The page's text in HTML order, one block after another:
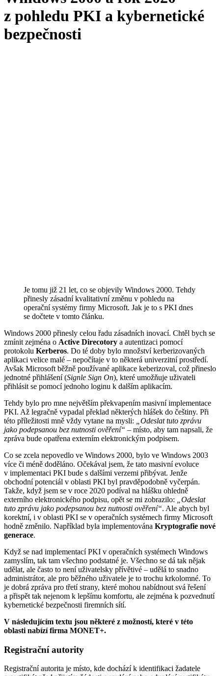
z pohledu PKI a kybernetické
bezpečnosti
Je tomu již 21 let, co se objevily Windows 2000. Tehdy
přinesly zásadní kvalitativní změnu v pohledu na
operační systémy firmy Microsoft. Jak je to s PKI dnes
se dočtete v tomto článku.
Windows 2000 přinesly celou řadu zásadních inovací. Chtěl bych se
zmínit zejména o Active Direcotory a autentizaci pomocí
protokolu Kerberos. Do té doby bylo množství kerberizovaných
aplikaci velice malé – nepočítaje v to některá univerzitní prostředí.
Avšak Microsoft běžně používané aplikace keberizoval, což přineslo
jednotné přihlášení (Signle Sign On), které umožňuje uživateli
přihlásit se pomocí jednoho loginu k dalším aplikacím.
Tehdy bylo pro mne největším překvapením masivní implementace
PKI. Až legračně vypadal překlad některých hlášek do češtiny. Při
této příležitosti mně vždy vytane na mysli:
„Odeslat tuto zprávu
jako podepsanou bez nutnosti ověření“ – místo, aby tam napsali, že
zpráva bude opatřena externím elektronickým podpisem.
Co se zcela nepovedlo ve Windows 2000, bylo ve Windows 2003
více či méně doděláno. Očekával jsem, že tato masivní evoluce
v implementaci PKI bude s dalšími verzemi přibývat. Jenže
obchodní potenciál v oblasti PKI byl pravděpodobně vyčerpán.
Takže, když jsem se v roce 2020 podíval na hlášku ohledně
externího elektronického podpisu, opět se mi zobrazilo:
„Odeslat
tuto zprávu jako podepsanou bez nutnosti ověření“. Ale abych byl
korektní, i v oblasti PKI se v operačních systémech firmy Microsoft
hodně změnilo. Například byla implementována Kryptografie nové
generace.
Když se nad implementací PKI v operačních systémech Windows
zamyslím, tak tam všechno podstatné je. Všechno se dá tak nějak
udělat, ale často to není uživatelsky přívětivé – udělá to snadno
administrátor, ale pro běžného uživatele je to trochu krkolomné. To
je dobrá zpráva pro třetí strany, které mohou nabídnout svá řešení
a přispět tak nejenom k lepšímu komfortu, ale zejména k pozvednutí
kybernetické bezpečnosti firemních sítí.
V následujícím textu jsou některé z možností, které v této
oblasti nabízí firma MONET+.
Registrační autority
Registrační autorita je místo, kde dochází k identifikaci žadatele